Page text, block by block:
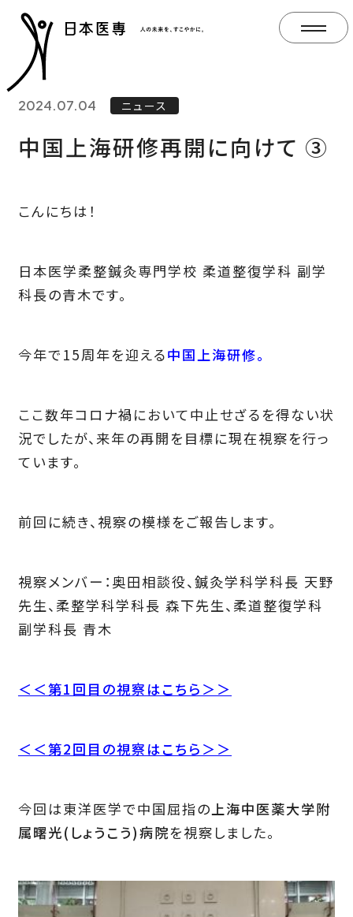
2024.07.04 ニュース
中国上海研修再開に向けて ③
こんにちは！
日本医学柔整鍼灸専門学校 柔道整復学科 副学
科長の青木です。
今年で15周年を迎える中国上海研修。
ここ数年コロナ禍において中止せざるを得ない状
況でしたが、来年の再開を目標に現在視察を行っ
ています。
前回に続き、視察の模様をご報告します。
視察メンバー：奥田相談役、鍼灸学科学科長 天野
先生、柔整学科学科長 森下先生、柔道整復学科
副学科長 青木
＜＜第1回目の視察はこちら＞＞
＜＜第2回目の視察はこちら＞＞
今回は東洋医学で中国屈指の 上海中医薬大学附
属曙光(しょうこう)病院を視察しました。